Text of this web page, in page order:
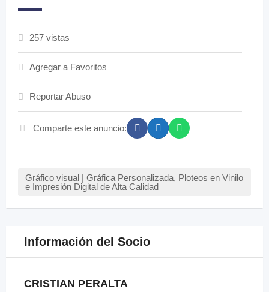
257 vistas
Agregar a Favoritos
Reportar Abuso
Comparte este anuncio:
Gráfico visual | Gráfica Personalizada, Ploteos en Vinilo
e Impresión Digital de Alta Calidad
Información del Socio
CRISTIAN PERALTA